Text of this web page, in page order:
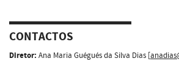
CONTACTOS
Diretor: Ana Maria Guégués da Silva Dias [